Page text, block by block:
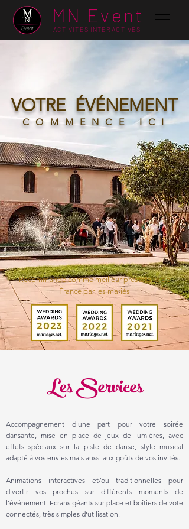
MN Event
ACTIVITES INTERACTIVES
VOTRE ÉVÉNEMENT
COMMENCE ICI
Recommandé comme meilleur prestataire de
France par les mariés
Les Services
Accompagnement d'une part pour votre soirée
dansante, mise en place de jeux de lumières, avec
effets spéciaux sur la piste de danse, style musical
adapté à vos envies mais aussi aux goûts de vos invités.
Animations interactives et/ou traditionnelles pour
divertir vos proches sur différents moments de
l'événement. Ecrans géants sur place et boîtiers de vote
connectés, très simples d'utilisation.